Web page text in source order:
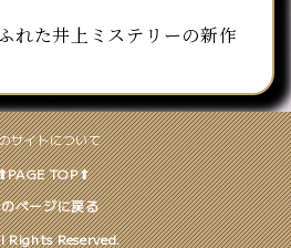
れた井上ミステリーの新作
サイトについて
TOP⬆︎
ページに戻る
Reserved.